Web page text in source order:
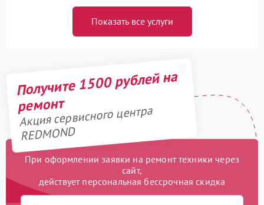
Показать все услуги
Получите 1500 рублей на
ремонт
Акция сервисного центра
REDMOND
При оформлении заявки на ремонт техники через
сайт,
действует персональная бессрочная скидка